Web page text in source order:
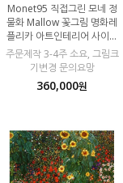
Monet95 직접그린 모네 정
물화 Mallow 꽃그림 명화레
플리카 아트인테리어 사이즈
64x80cm 100% 수작업 캔
버스유화 모사화
주문제작 3-4주 소요, 그림크
기변경 문의요망
360,000원